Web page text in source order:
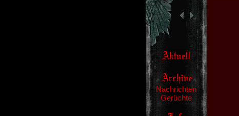
Nachrichten
Gerüchte